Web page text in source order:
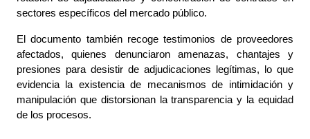
sectores específicos del mercado público.
El documento también recoge testimonios de proveedores
afectados, quienes denunciaron amenazas, chantajes y
presiones para desistir de adjudicaciones legítimas, lo que
evidencia la existencia de mecanismos de intimidación y
manipulación que distorsionan la transparencia y la equidad
de los procesos.